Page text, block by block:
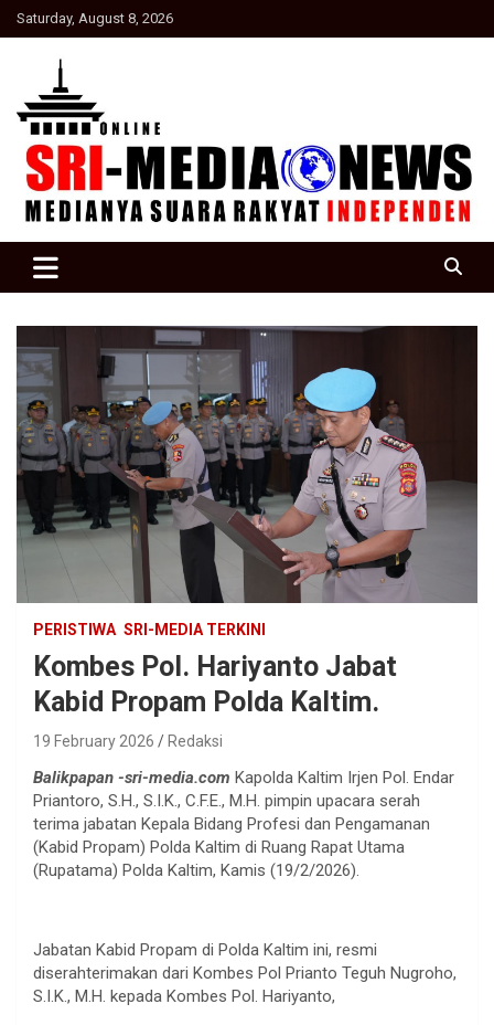
Skip
to
Saturday, August 8, 2026
SRI Media news
PERISTIWA SRI-MEDIA TERKINI
Kombes Pol. Hariyanto Jabat
Kabid Propam Polda Kaltim.
19 February 2026 Redaksi
Balikpapan -sri-media.com Kapolda Kaltim Irjen Pol. Endar
Priantoro, S.H., S.I.K., C.F.E., M.H. pimpin upacara serah
terima jabatan Kepala Bidang Profesi dan Pengamanan
(Kabid Propam) Polda Kaltim di Ruang Rapat Utama
(Rupatama) Polda Kaltim, Kamis (19/2/2026).
Jabatan Kabid Propam di Polda Kaltim ini, resmi
diserahterimakan dari Kombes Pol Prianto Teguh Nugroho,
S.I.K., M.H. kepada Kombes Pol. Hariyanto,